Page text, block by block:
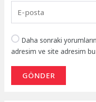
Daha sonraki
adresim ve site adresim bu
GÖNDER